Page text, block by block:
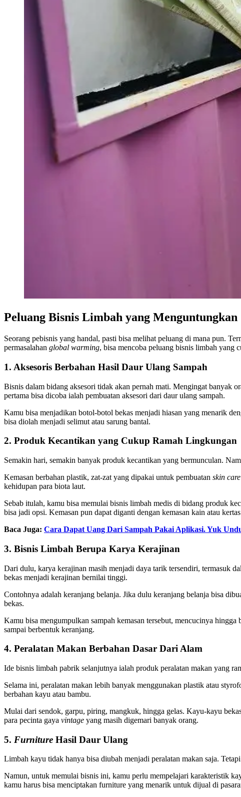
Peluang Bisnis Limbah yang Menguntungkan
Seorang pebisnis yang handal, pasti bisa melihat peluang di mana pun.
permasalahan global warming, bisa mencoba peluang bisnis limbah yang
1. Aksesoris Berbahan Hasil Daur Ulang Sampah
Bisnis dalam bidang aksesori tidak akan pernah mati. Mengingat banyak
pertama bisa dicoba ialah pembuatan aksesori dari daur ulang sampah.
Kamu bisa menjadikan botol-botol bekas menjadi hiasan yang menarik
bisa diolah menjadi selimut atau sarung bantal.
2. Produk Kecantikan yang Cukup Ramah Lingkungan
Semakin hari, semakin banyak produk kecantikan yang bermunculan.
Kemasan berbahan plastik, zat-zat yang dipakai untuk pembuatan skin care
kehidupan para biota laut.
Sebab itulah, kamu bisa memulai bisnis limbah medis di bidang produk
bisa jadi opsi. Kemasan pun dapat diganti dengan kemasan kain atau
Baca Juga: Cara Dapat Uang Dari Sampah Pakai Aplikasi. Yuk
3. Bisnis Limbah Berupa Karya Kerajinan
Dari dulu, karya kerajinan masih menjadi daya tarik tersendiri, termasuk
bekas menjadi kerajinan bernilai tinggi.
Contohnya adalah keranjang belanja. Jika dulu keranjang belanja bisa
bekas.
Kamu bisa mengumpulkan sampah kemasan tersebut, mencucinya
sampai berbentuk keranjang.
4. Peralatan Makan Berbahan Dasar Dari Alam
Ide bisnis limbah pabrik selanjutnya ialah produk peralatan makan yang
Selama ini, peralatan makan lebih banyak menggunakan plastik atau
berbahan kayu atau bambu.
Mulai dari sendok, garpu, piring, mangkuk, hingga gelas. Kayu-kayu
para pecinta gaya vintage yang masih digemari banyak orang.
5. Furniture Hasil Daur Ulang
Limbah kayu tidak hanya bisa diubah menjadi peralatan makan saja.
Namun, untuk memulai bisnis ini, kamu perlu mempelajari karakteristik
kamu harus bisa menciptakan furniture yang menarik untuk dijual di